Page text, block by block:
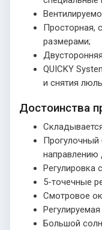
Просторная,
размерами;
QUICKY
и снятия
Достоинства
Прогулочный
направлению
Регулировка
5-точечные
Смотровое
Большой